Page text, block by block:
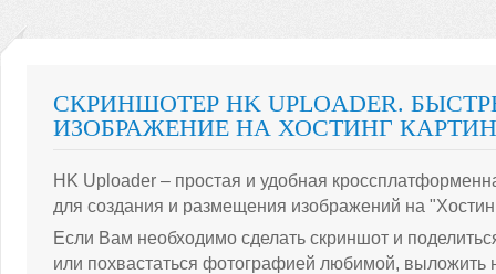
СКРИНШОТЕР HK UPLOADER.
ИЗОБРАЖЕНИЕ НА ХОСТИНГ
HK Uploader – простая и удобная
для создания и размещения изображений на
Если Вам необходимо сделать скриншот и
или похвастаться фотографией любимой, выложить